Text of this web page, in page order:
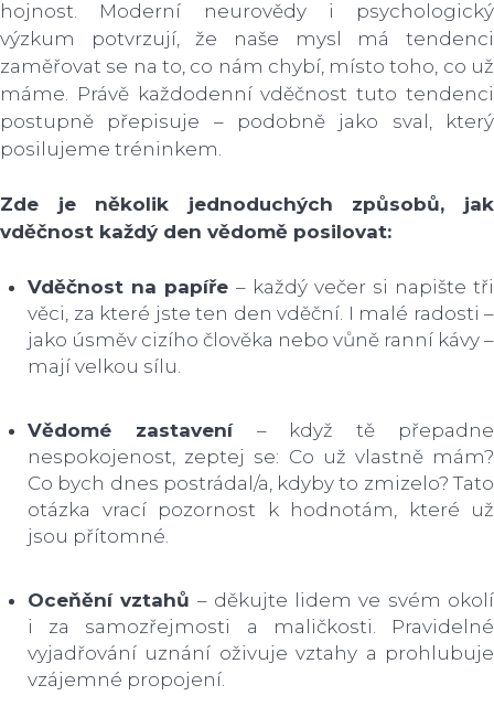
hojnost. Moderní neurovědy i psychologický
výzkum potvrzují, že naše mysl má tendenci
zaměřovat se na to, co nám chybí, místo toho, co už
máme. Právě každodenní vděčnost tuto tendenci
postupně přepisuje – podobně jako sval, který
posilujeme tréninkem.
Zde je několik jednoduchých způsobů, jak
vděčnost každý den vědomě posilovat:
Vděčnost na papíře – každý večer si napište tři
věci, za které jste ten den vděční. I malé radosti –
jako úsměv cizího člověka nebo vůně ranní kávy –
mají velkou sílu.
Vědomé zastavení – když tě přepadne
nespokojenost, zeptej se: Co už vlastně mám?
Co bych dnes postrádal/a, kdyby to zmizelo? Tato
otázka vrací pozornost k hodnotám, které už
jsou přítomné.
Oceňění vztahů – děkujte lidem ve svém okolí
i za samozřejmosti a maličkosti. Pravidelné
vyjadřování uznání oživuje vztahy a prohlubuje
vzájemné propojení.